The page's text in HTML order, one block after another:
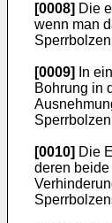
[0008] Die
wenn man
[0009]
In
Bohrung in
[0010] Die
deren